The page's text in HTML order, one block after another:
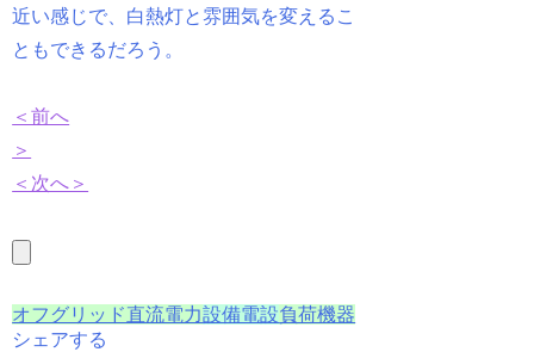
近い感じで、白熱灯と雰囲気を変えるこ
ともできるだろう。
＜前へ
＞
＜次へ＞
オフグリッド直流電力設備電設負荷機器
シェアする